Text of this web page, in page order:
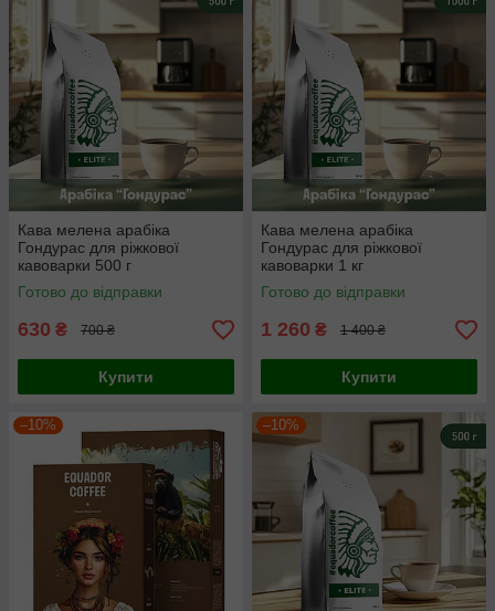
Кава мелена арабіка
Гондурас для ріжкової
кавоварки 500 г
Готово до відправки
630 ₴ 700 ₴
Купити
Кава мелена арабіка
Гондурас для ріжкової
кавоварки 1 кг
Готово до відправки
1 260 ₴ 1 400 ₴
Купити
–10% –10%